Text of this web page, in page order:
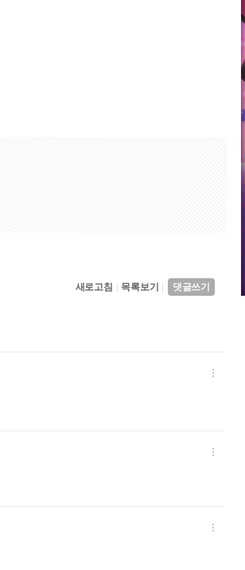
새로고침 | 목록보기 | 댓글쓰기


